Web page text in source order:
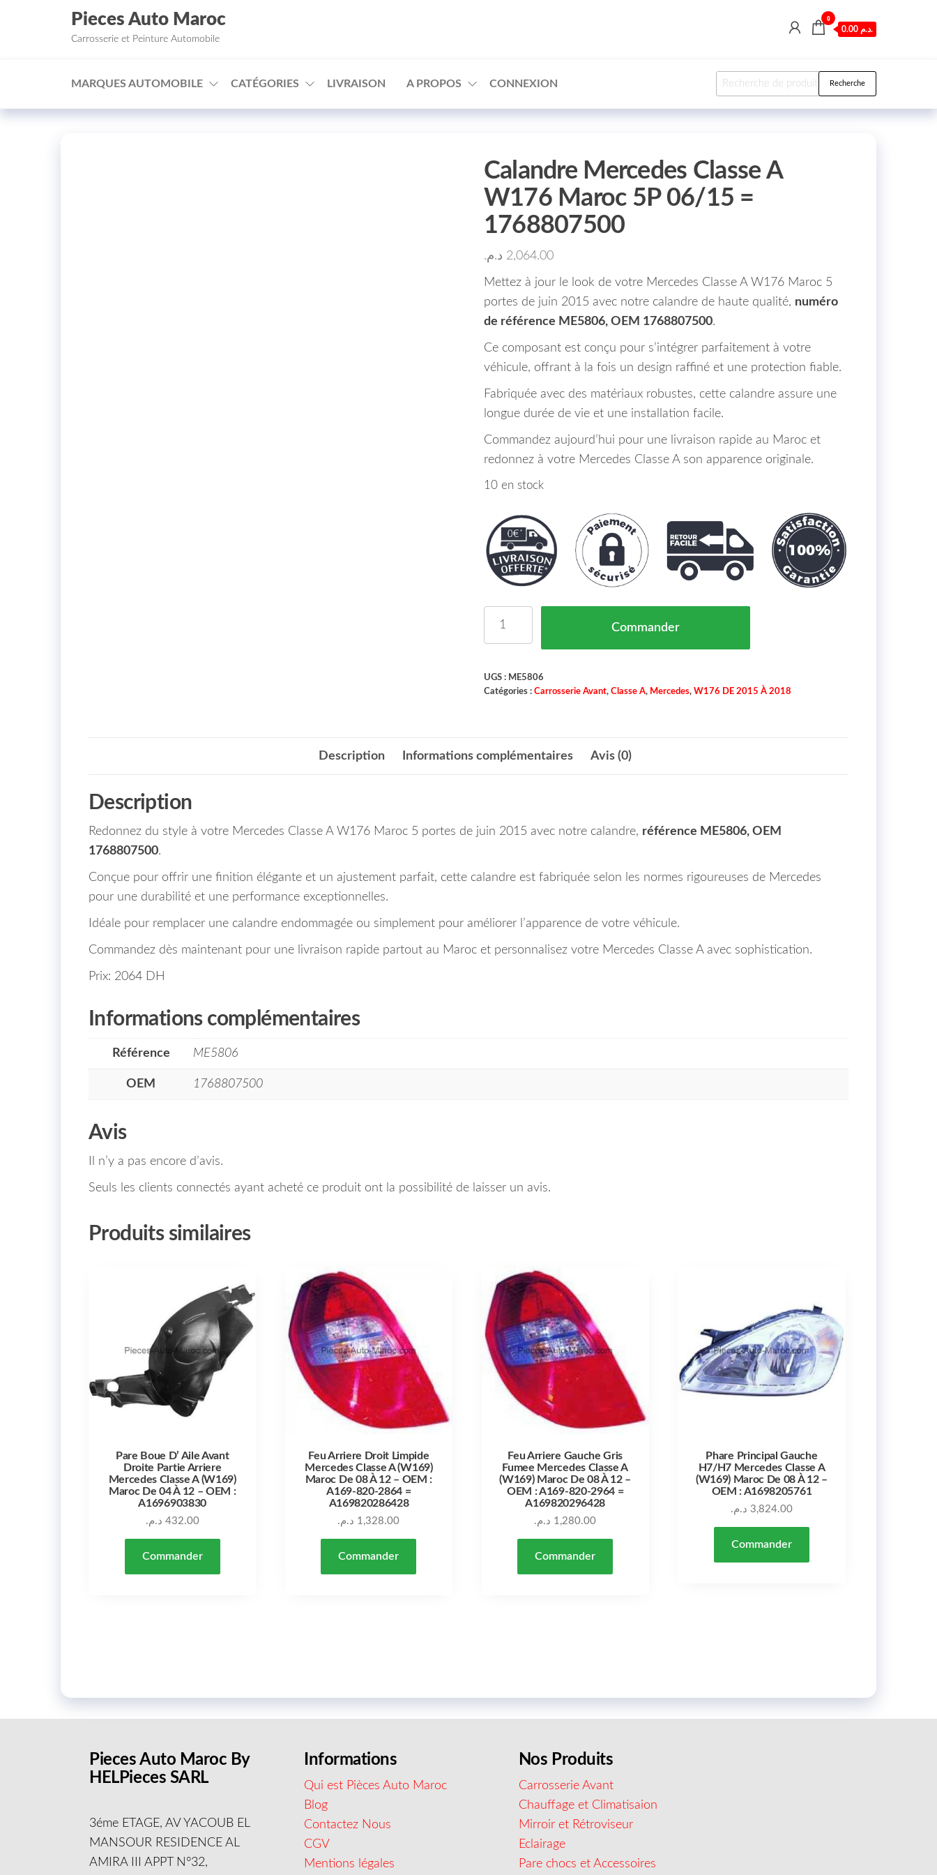
□
Aller au contenu
Pieces Auto Maroc
Carrosserie et Peinture Automobile
0
0.00 د.م.
MARQUES AUTOMOBILE CATÉGORIES LIVRAISON A PROPOS CONNEXION Recherche pour : Recherche
Calandre Mercedes Classe A
W176 Maroc 5P 06/15 =
1768807500
2,064.00 د.م.
Mettez à jour le look de votre Mercedes Classe A W176 Maroc 5
portes de juin 2015 avec notre calandre de haute qualité, numéro
de référence ME5806, OEM 1768807500.
Ce composant est conçu pour s’intégrer parfaitement à votre
véhicule, offrant à la fois un design raffiné et une protection fiable.
Fabriquée avec des matériaux robustes, cette calandre assure une
longue durée de vie et une installation facile.
Commandez aujourd’hui pour une livraison rapide au Maroc et
redonnez à votre Mercedes Classe A son apparence originale.
10 en stock
Commander
UGS : ME5806
Catégories : Carrosserie Avant, Classe A, Mercedes, W176 DE 2015 À 2018
Description Informations complémentaires Avis (0)
Description
Redonnez du style à votre Mercedes Classe A W176 Maroc 5 portes de juin 2015 avec notre calandre, référence ME5806, OEM
1768807500.
Conçue pour offrir une finition élégante et un ajustement parfait, cette calandre est fabriquée selon les normes rigoureuses de Mercedes
pour une durabilité et une performance exceptionnelles.
Idéale pour remplacer une calandre endommagée ou simplement pour améliorer l’apparence de votre véhicule.
Commandez dès maintenant pour une livraison rapide partout au Maroc et personnalisez votre Mercedes Classe A avec sophistication.
Prix: 2064 DH
Informations complémentaires
Référence ME5806
OEM 1768807500
Avis
Il n’y a pas encore d’avis.
Seuls les clients connectés ayant acheté ce produit ont la possibilité de laisser un avis.
Produits similaires
Pare Boue D’ Aile Avant
Droite Partie Arriere
Mercedes Classe A (W169)
Maroc De 04 À 12 – OEM :
A1696903830
432.00 د.م.
Commander
Feu Arriere Droit Limpide
Mercedes Classe A (W169)
Maroc De 08 À 12 – OEM :
A169-820-2864 =
A169820286428
1,328.00 د.م.
Commander
Feu Arriere Gauche Gris
Fumee Mercedes Classe A
(W169) Maroc De 08 À 12 –
OEM : A169-820-2964 =
A169820296428
1,280.00 د.م.
Commander
Phare Principal Gauche
H7/H7 Mercedes Classe A
(W169) Maroc De 08 À 12 –
OEM : A1698205761
3,824.00 د.م.
Commander
Pieces Auto Maroc By
HELPieces SARL
3éme ETAGE, AV YACOUB EL
MANSOUR RESIDENCE AL
AMIRA III APPT N°32,
Informations
Qui est Pièces Auto Maroc
Blog
Contactez Nous
CGV
Mentions légales
Nos Produits
Carrosserie Avant
Chauffage et Climatisaion
Mirroir et Rétroviseur
Eclairage
Pare chocs et Accessoires